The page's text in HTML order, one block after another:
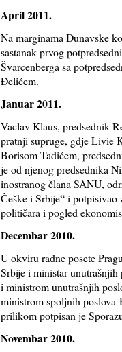
April 2011.
Na marginama Dunavske
sastanak prvog
Švarcenberga sa
Đelićem.
Januar 2011.
Vaclav Klaus, predsednik
pratnji supruge, gdje Livie
Borisom Tadićem,
je od njenog predsednika
inostranog člana SANU,
Češke i Srbije“ i
političara i pogled
Decembar 2010.
U okviru radne posete
Srbije i ministar unutrašnjih
i ministrom unutrašnjih
ministrom spoljnih poslova
prilikom potpisan je
Novembar 2010.